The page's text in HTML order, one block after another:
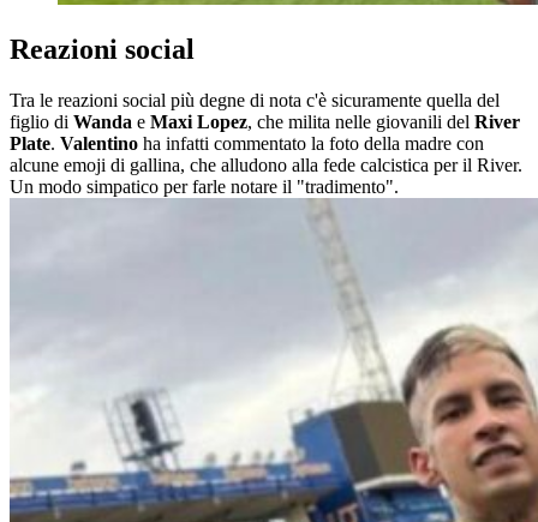
Reazioni social
Tra le reazioni social più degne di nota c'è sicuramente quella del
figlio di Wanda e Maxi Lopez, che milita nelle giovanili del River
Plate. Valentino ha infatti commentato la foto della madre con
alcune emoji di gallina, che alludono alla fede calcistica per il River.
Un modo simpatico per farle notare il "tradimento".